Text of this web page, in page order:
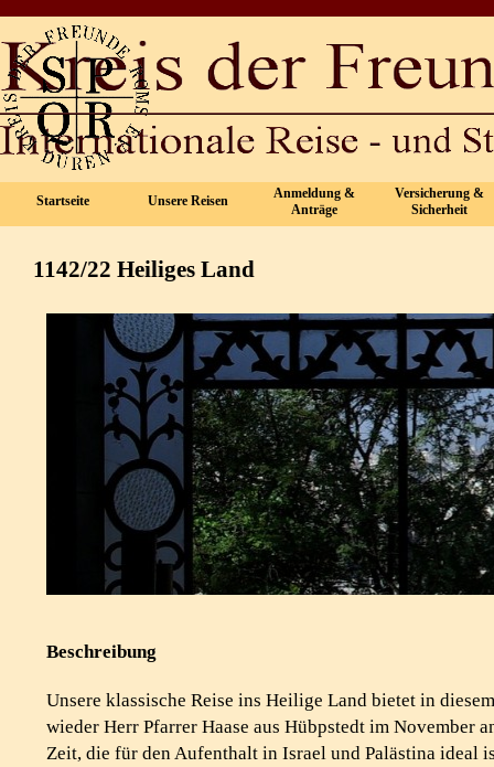
Startseite Unsere Reisen ▼
Anmeldung &
Anträge
▼
Versicherung &
Sicherheit
1142/22 Heiliges Land
Beschreibung
Unsere klassische Reise ins Heilige Land bietet in
wieder Herr Pfarrer Haase aus Hübpstedt im November
Zeit, die für den Aufenthalt in Israel und Palästina ideal